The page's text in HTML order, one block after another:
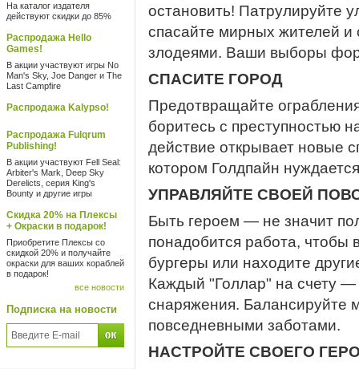
На каталог издателя
действуют скидки до 85%
Распродажа Hello
Games!
В акции участвуют игры No
Man's Sky, Joe Danger и The
Last Campfire
Распродажа Kalypso!
Распродажа Fulqrum
Publishing!
В акции участвуют Fell Seal:
Arbiter's Mark, Deep Sky
Derelicts, серия King's
Bounty и другие игры
Скидка 20% на Плексы
+ Окраски в подарок!
Приобретите Плексы со
скидкой 20% и получайте
окраски для ваших кораблей
в подарок!
все новости
Подписка на новости
остановить! Патрулируйте
спасайте мирных жителей
злодеями. Ваши выборы
СПАСИТЕ ГОРОД
Предотвращайте
боритесь с преступностью
действие открывает новые
котором Голдпайн
УПРАВЛЯЙТЕ СВОЕЙ
Быть героем — не значит
понадобится работа, чтобы
бургеры или находите
Каждый "Голлар" на счету
снаряжения. Балансируйте
повседневными заботами.
НАСТРОЙТЕ СВОЕГО